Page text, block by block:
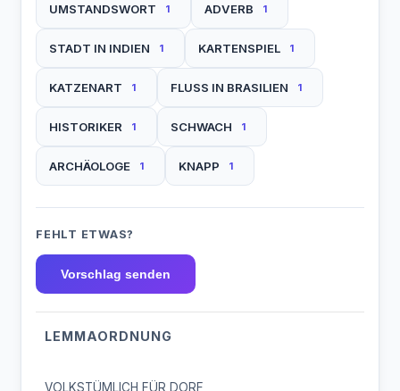
UMSTANDSWORT 1 ADVERB 1
STADT IN INDIEN 1 KARTENSPIEL 1
KATZENART 1 FLUSS IN BRASILIEN 1
HISTORIKER 1 SCHWACH 1
ARCHÄOLOGE 1 KNAPP 1
FEHLT ETWAS?
Vorschlag senden
LEMMAORDNUNG
VOLKSTÜMLICH FÜR DORF